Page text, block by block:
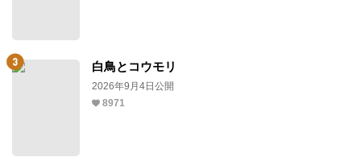
白鳥とコウモリ
2026年9月4日公開
8971